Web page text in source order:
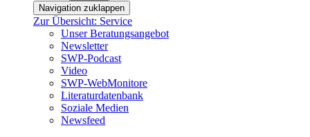
Navigation zuklappen
Zur Übersicht: Service
Unser Beratungsangebot
Newsletter
SWP-Podcast
Video
SWP-WebMonitore
Literaturdatenbank
Soziale Medien
Newsfeed